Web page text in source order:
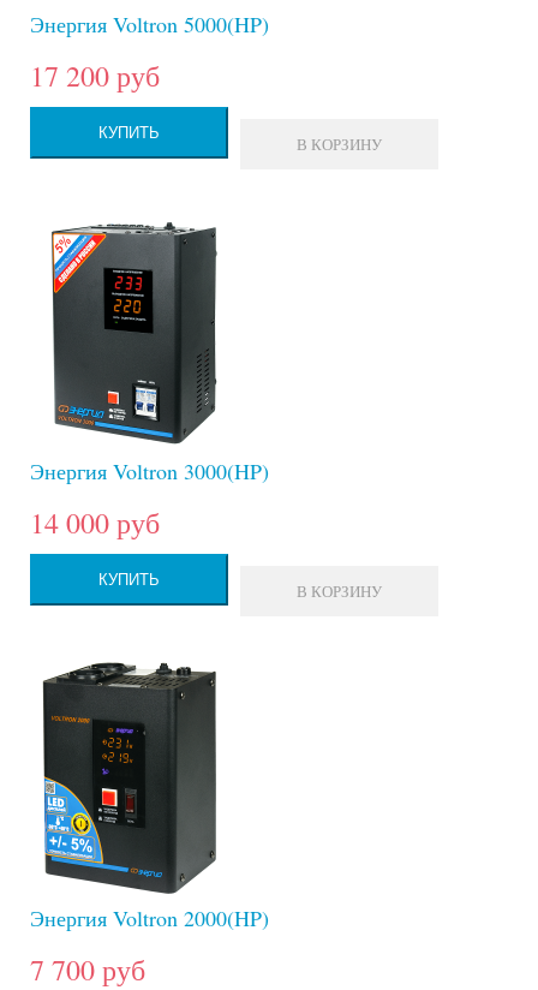
Энергия Voltron 5000(HP)
17 200 руб
КУПИТЬ
В КОРЗИНУ
Энергия Voltron 3000(HP)
14 000 руб
КУПИТЬ
В КОРЗИНУ
Энергия Voltron 2000(HP)
7 700 руб